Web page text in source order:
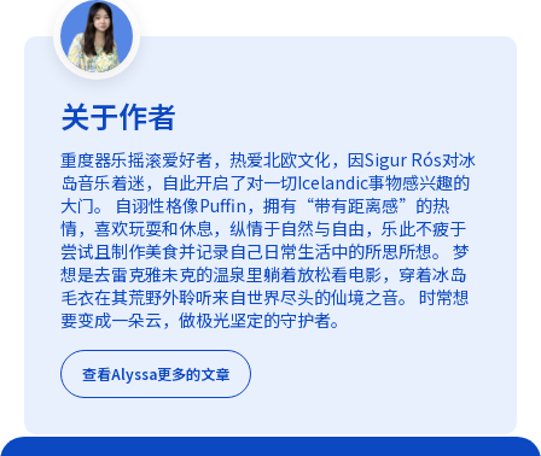
关于作者
重度器乐摇滚爱好者，热爱北欧文化，因Sigur Rós对冰
岛音乐着迷，自此开启了对一切Icelandic事物感兴趣的
大门。 自诩性格像Puffin，拥有“带有距离感”的热
情，喜欢玩耍和休息，纵情于自然与自由，乐此不疲于
尝试且制作美食并记录自己日常生活中的所思所想。 梦
想是去雷克雅未克的温泉里躺着放松看电影，穿着冰岛
毛衣在其荒野外聆听来自世界尽头的仙境之音。 时常想
要变成一朵云，做极光坚定的守护者。
查看Alyssa更多的文章